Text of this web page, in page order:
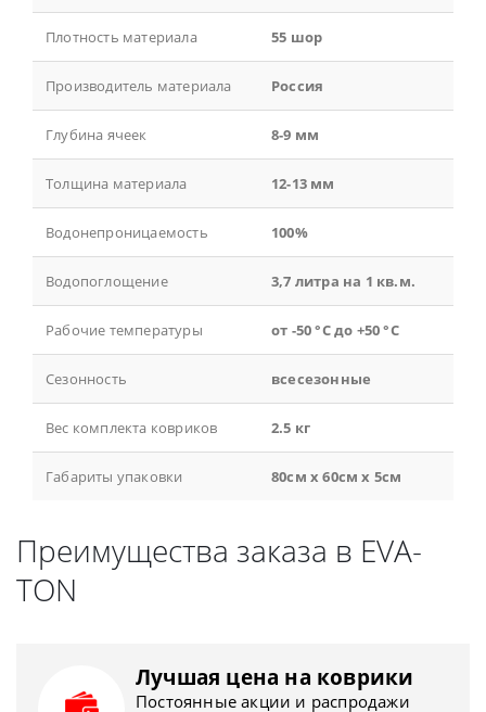
Плотность материала 55 шор
Производитель материала Россия
Глубина ячеек 8-9 мм
Толщина материала 12-13 мм
Водонепроницаемость 100%
Водопоглощение 3,7 литра на 1 кв.м.
Рабочие температуры от -50 °С до +50 °С
Сезонность всесезонные
Вес комплекта ковриков 2.5 кг
Габариты упаковки 80см x 60см x 5см
Преимущества заказа в EVA-
TON
Лучшая цена на коврики
Постоянные акции и распродажи